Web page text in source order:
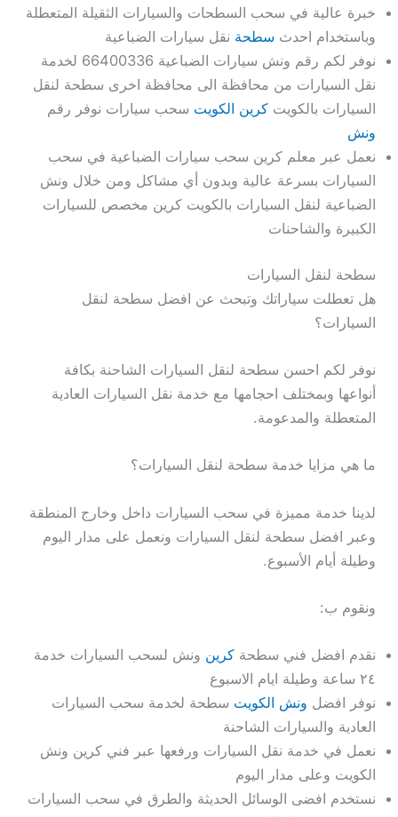
خبرة عالية في سحب السطحات والسيارات الثقيلة المتعطلة
وباستخدام احدث سطحة نقل سيارات الضباعية
نوفر لكم رقم ونش سيارات الضباعية 66400336 لخدمة
نقل السيارات من محافظة الى محافظة اخرى سطحة لنقل
السيارات بالكويتكرين الكويت سحب سيارات نوفر رقم
ونش
نعمل عبر معلم كرين سحب سيارات الضباعية في سحب
السيارات بسرعة عالية وبدون أي مشاكل ومن خلال ونش
الضباعية لنقل السيارات بالكويت كرين مخصص للسيارات
الكبيرة والشاحنات
سطحة لنقل السيارات
هل تعطلت سياراتك وتبحث عن افضل سطحة لنقل
السيارات؟
نوفر لكم احسن سطحة لنقل السيارات الشاحنة بكافة
أنواعها وبمختلف احجامها مع خدمة نقل السيارات العادية
المتعطلة والمدعومة.
ما هي مزايا خدمة سطحة لنقل السيارات؟
لدينا خدمة مميزة في سحب السيارات داخل وخارج المنطقة
وعبر افضل سطحة لنقل السيارات ونعمل على مدار اليوم
وطيلة أيام الأسبوع.
ونقوم ب:
نقدم افضل فني سطحةكرين ونش لسحب السيارات خدمة
٢٤ ساعة وطيلة ايام الاسبوع
نوفر افضل ونش الكويت سطحة لخدمة سحب السيارات
العادية والسيارات الشاحنة
نعمل في خدمة نقل السيارات ورفعها عبر فني كرين ونش
الكويت وعلى مدار اليوم
نستخدم افضى الوسائل الحديثة والطرق في سحب السيارات